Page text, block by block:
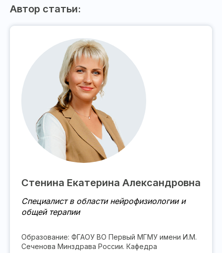
Автор статьи:
Стенина Екатерина Александровна
Специалист в области нейрофизиологии и
общей терапии
Образование: ФГАОУ ВО Первый МГМУ имени И.М.
Сеченова Минздрава России. Кафедра